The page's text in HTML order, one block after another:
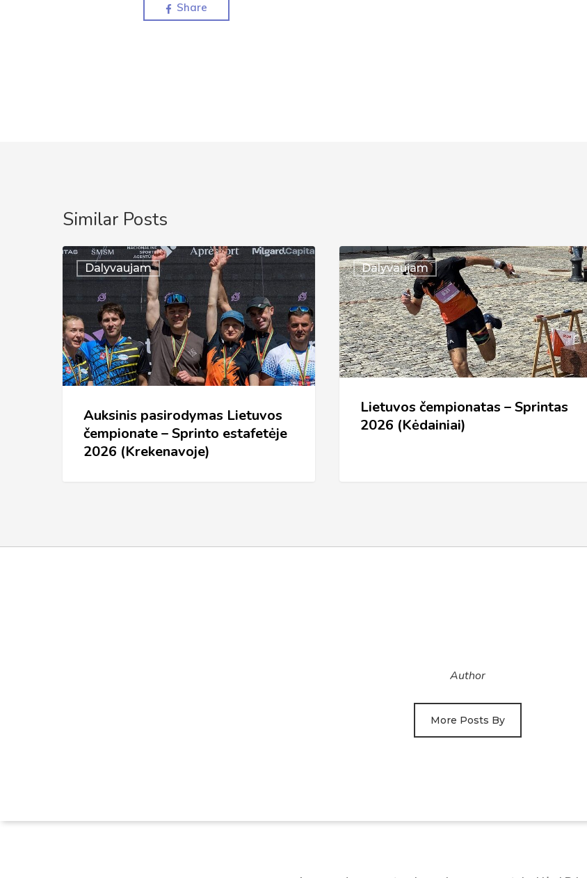
Share
Similar Posts
Dalyvaujam
Auksinis
pasirodymas
Lietuvos
čempionate
–
Sprinto
estafetėje
2026
(Krekenavoje)
Auksinis pasirodymas Lietuvos
čempionate – Sprinto estafetėje
2026 (Krekenavoje)
Dalyvaujam
Lietuvos
čempionatas
–
Sprintas
2026
(Kėdainiai)
Lietuvos čempionatas – Sprintas
2026 (Kėdainiai)
Author
More Posts By